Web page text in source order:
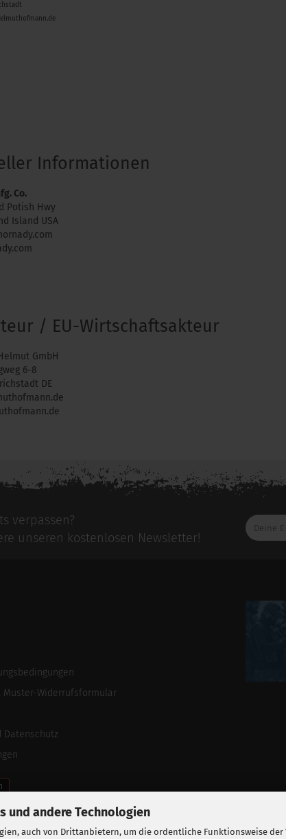
und andere Technologien
auch von Drittanbietern, um die ordentliche Funktionsweise der
Informationen
Co.
Potish Hwy
Island USA
/ EU-Wirtschaftsakteur
GmbH
6-8
DE
verpassen?
unseren kostenlosen Newsletter!
Deine
E-
Muster-Widerrufsformular
Datenschutz